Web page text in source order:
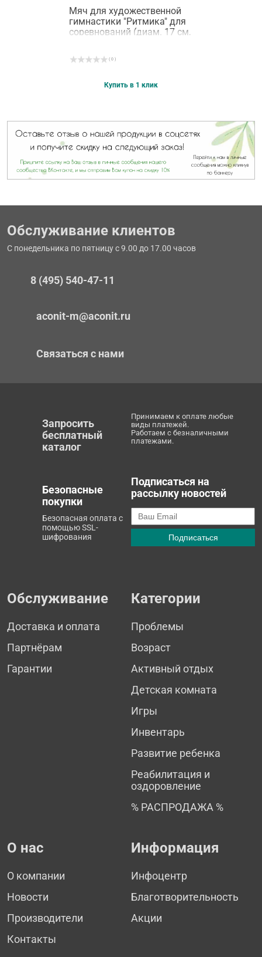
Мяч для художественной
гимнастики "Ритмика" для
соревнований (диам. 17 см,
( 0 )
Купить в 1 клик
Обслуживание клиентов
С понедельника по пятницу с 9.00 до 17.00 часов
8 (495) 540-47-11
aconit-m@aconit.ru
Связаться с нами
Запросить
бесплатный
каталог
Принимаем к оплате любые
виды платежей.
Работаем с безналичными
платежами.
Безопасные
покупки
Безопасная оплата с
помощью SSL-
шифрования
Подписаться на
рассылку новостей
Обслуживание
Доставка и оплата
Партнёрам
Гарантии
Категории
Проблемы
Возраст
Активный отдых
Детская комната
Игры
Инвентарь
Развитие ребенка
Реабилитация и
оздоровление
% РАСПРОДАЖА %
О нас
О компании
Новости
Производители
Контакты
Информация
Инфоцентр
Благотворительность
Акции